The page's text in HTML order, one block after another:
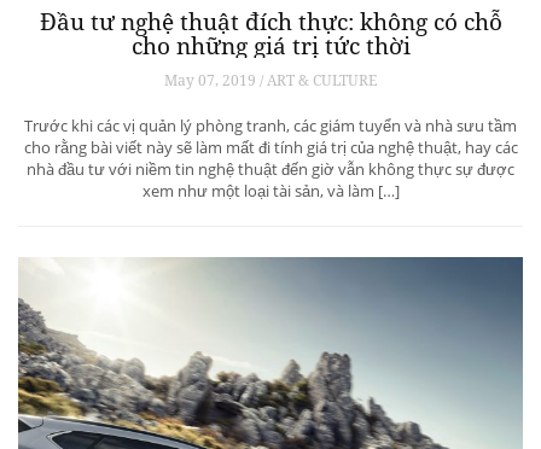
Đầu tư nghệ thuật đích thực: không có chỗ
cho những giá trị tức thời
May 07, 2019 / ART & CULTURE
Trước khi các vị quản lý phòng tranh, các giám tuyển và nhà sưu tầm
cho rằng bài viết này sẽ làm mất đi tính giá trị của nghệ thuật, hay các
nhà đầu tư với niềm tin nghệ thuật đến giờ vẫn không thực sự được
xem như một loại tài sản, và làm […]